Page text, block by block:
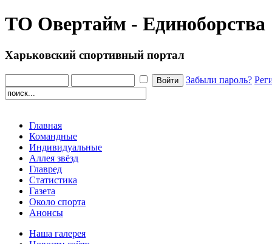
ТО Овертайм - Единоборства
Харьковский спортивный портал
Забыли пароль?
Главная
Командные
Индивидуальные
Аллея звёзд
Главред
Статистика
Газета
Около спорта
Анонсы
Наша галерея